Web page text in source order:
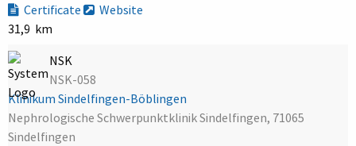
Certificate
Website
31,9 km
NSK
NSK-058
Klinikum Sindelfingen-Böblingen
Nephrologische Schwerpunktklinik Sindelfingen, 71065
Sindelfingen